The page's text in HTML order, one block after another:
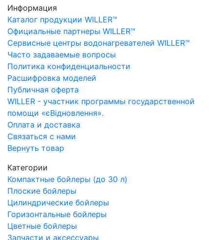
Информация
Каталог продукции WILLER™
Официальные партнеры WILLER™
Сервисные центры водонагревателей WILLER™
Часто задаваемые вопросы
Политика конфиденциальности
Расшифровка моделей
Публичная оферта
WILLER - участник программы государственной
помощи «єВідновлення».
Оплата и доставка
Связаться с нами
Вернуть товар
Категории
Компактные бойлеры (до 30 л)
Плоские бойлеры
Цилиндрические бойлеры
Горизонтальные бойлеры
Цветные бойлеры
Запчасти и аксессуары